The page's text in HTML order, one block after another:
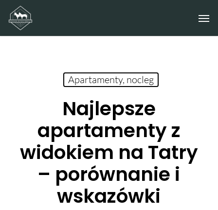
Skip
main
Apartamenty, nocleg
Najlepsze
apartamenty z
widokiem na Tatry
– porównanie i
wskazówki